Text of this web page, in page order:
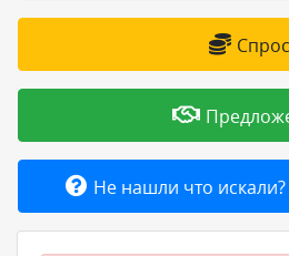
Товары и услуги
Добавить товар или
Спрос
Не нашли что искали?